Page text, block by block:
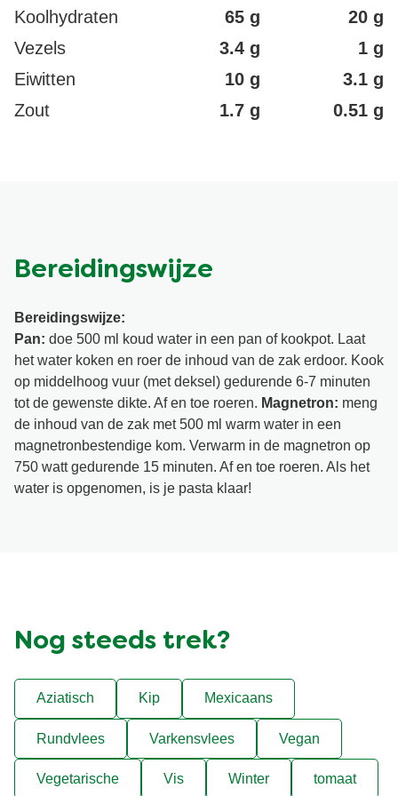
Koolhydraten
65 g
20 g
Vezels
3.4 g
1 g
Eiwitten
10 g
3.1 g
Zout
1.7 g 0.51 g
Bereidingswijze
Bereidingswijze:
Pan: doe 500 ml koud water in een pan of kookpot. Laat
het water koken en roer de inhoud van de zak erdoor. Kook
op middelhoog vuur (met deksel) gedurende 6-7 minuten
tot de gewenste dikte. Af en toe roeren. Magnetron: meng
de inhoud van de zak met 500 ml warm water in een
magnetronbestendige kom. Verwarm in de magnetron op
750 watt gedurende 15 minuten. Af en toe roeren. Als het
water is opgenomen, is je pasta klaar!
Nog steeds trek?
Aziatisch Kip Mexicaans
Rundvlees Varkensvlees Vegan
Vegetarische Vis Winter tomaat